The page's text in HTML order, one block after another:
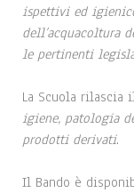
ispettivi ed
dell’acquacoltura
le pertinenti
La Scuola
igiene, patologia
prodotti derivati.
Il Bando è